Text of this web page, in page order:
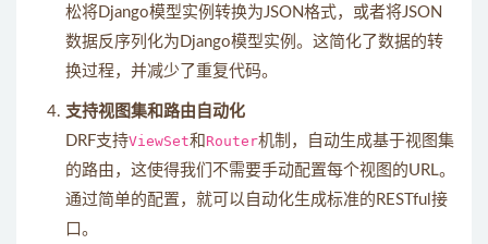
松将Django模型实例转换为JSON格式，或者将JSON
数据反序列化为Django模型实例。这简化了数据的转
换过程，并减少了重复代码。
支持视图集和路由自动化
DRF支持ViewSet和 Router机制，自动生成基于视图集
的路由，这使得我们不需要手动配置每个视图的URL。
通过简单的配置，就可以自动化生成标准的RESTful接
口。